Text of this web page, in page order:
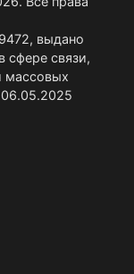
выдано
сфере связи,
массовых